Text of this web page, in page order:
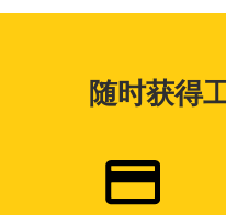
随时获得